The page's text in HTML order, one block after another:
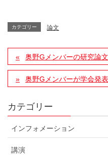
カテゴリー 論文
奥野Gメンバーの研究論
奥野Gメンバーが学会発表
カテゴリー
インフォメーション
講演